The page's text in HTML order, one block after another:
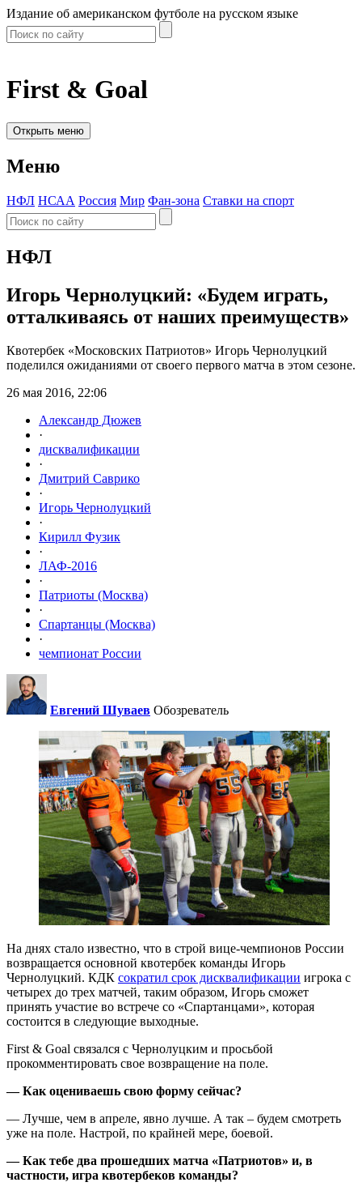
Издание об американском футболе на русском языке
First & Goal
Открыть меню
Меню
НФЛ НСАА Россия Мир Фан-зона Ставки на спорт
НФЛ
Игорь Чернолуцкий: «Будем играть,
отталкиваясь от наших преимуществ»
Квотербек «Московских Патриотов» Игорь Чернолуцкий
поделился ожиданиями от своего первого матча в этом сезоне.
26 мая 2016, 22:06
Александр Дюжев
·
дисквалификации
·
Дмитрий Саврико
·
Игорь Чернолуцкий
·
Кирилл Фузик
·
ЛАФ-2016
·
Патриоты (Москва)
·
Спартанцы (Москва)
·
чемпионат России
Евгений Шуваев Обозреватель
На днях стало известно, что в строй вице-чемпионов России
возвращается основной квотербек команды Игорь
Чернолуцкий. КДК сократил срок дисквалификации игрока с
четырех до трех матчей, таким образом, Игорь сможет
принять участие во встрече со «Спартанцами», которая
состоится в следующие выходные.
First & Goal связался с Чернолуцким и просьбой
прокомментировать свое возвращение на поле.
— Как оцениваешь свою форму сейчас?
— Лучше, чем в апреле, явно лучше. А так – будем смотреть
уже на поле. Настрой, по крайней мере, боевой.
— Как тебе два прошедших матча «Патриотов» и, в
частности, игра квотербеков команды?